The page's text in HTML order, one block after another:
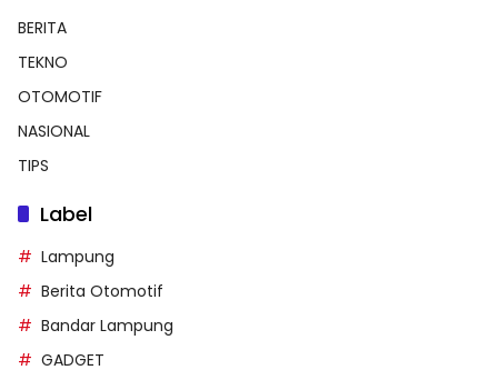
BERITA
TEKNO
OTOMOTIF
NASIONAL
TIPS
Label
Lampung
Berita Otomotif
Bandar Lampung
GADGET